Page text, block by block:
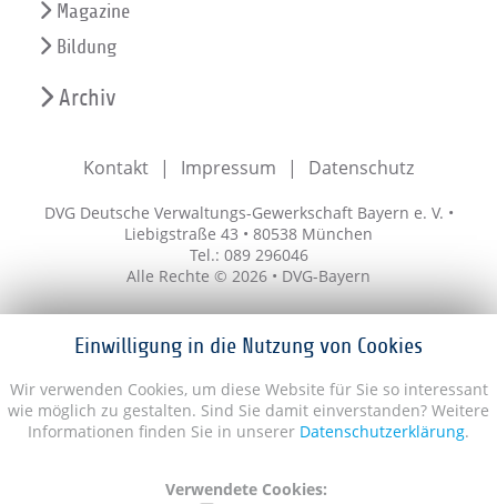
Einwilligung in die Nutzung von Cookies
Wir verwenden Cookies, um diese Website für Sie so interessant
wie möglich zu gestalten. Sind Sie damit einverstanden? Weitere
Informationen finden Sie in unserer Datenschutzerklärung.
Verwendete Cookies:
Magazine
Bildung
Archiv
Kontakt Impressum Datenschutz
DVG Deutsche Verwaltungs-Gewerkschaft Bayern e. V. •
Liebigstraße 43 • 80538 München
Tel.: 089 296046
Alle Rechte © 2026 • DVG-Bayern